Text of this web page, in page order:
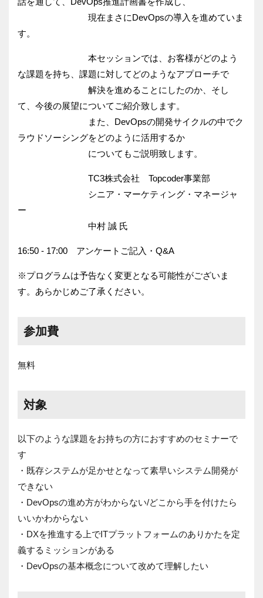
現在まさにDevOpsの導入を進めていま
す。
本セッションでは、お客様がどのよう
な課題を持ち、 課題に対してどのようなアプローチで
解決を進めることにしたのか 、そし
て、今後の展望についてご紹介致します。
また、 DevOpsの開発サイクルの中でク
ラウドソーシングをどのよう に活用するか
についてもご説明致します。
TC3株式会社 Topcoder事業部
シニア・マーケティング・マネージャ
ー
中村 誠 氏
16:50 - 17:00 アンケートご記入・Q&A
※プログラムは予告なく変更となる可能性がございま
す。あらかじめご了承ください。
参加費
無料
対象
以下のような課題をお持ちの方におすすめのセミナーで
す
・既存システムが足かせとなって素早いシステム開発が
できない
・DevOpsの進め方がわからない/どこから手を付けたら
いいかわからない
・ DXを推進する上でITプラットフォームのありかたを定
義するミ ッションがある
・DevOpsの基本概念について改めて理解したい